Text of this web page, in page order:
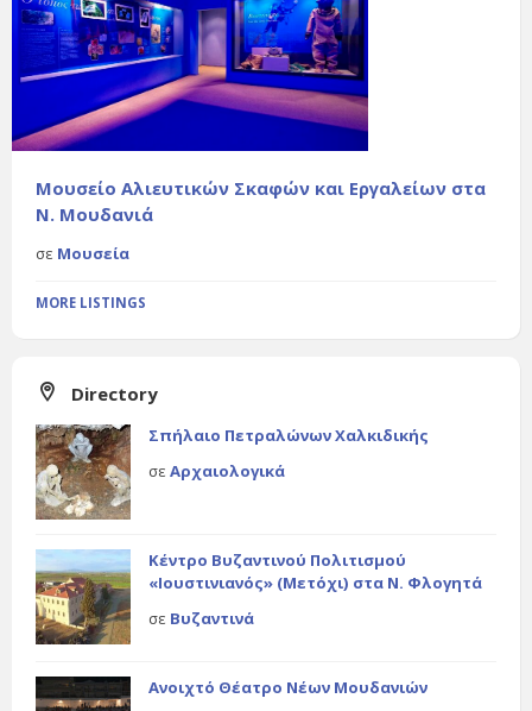
Μουσείο Αλιευτικών Σκαφών και Εργαλείων στα
Ν. Μουδανιά
σε Μουσεία
MORE LISTINGS
Directory
Σπήλαιο Πετραλώνων Χαλκιδικής
σε Αρχαιολογικά
Κέντρο Βυζαντινού Πολιτισμού
«Ιουστινιανός» (Μετόχι) στα Ν. Φλογητά
σε Βυζαντινά
Ανοιχτό Θέατρο Νέων Μουδανιών